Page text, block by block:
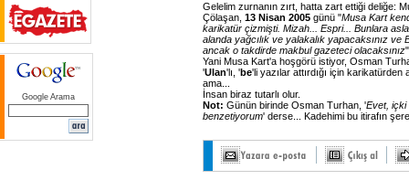
Google Arama
Gelelim zurnanın zırt, hatta zart ettiği deliğe:
Çölaşan, 13 Nisan 2005 günü "Musa Kart
karikatür çizmişti. Mizah... Espri... Bunlara asla
alanda yağcılık ve yalakalık yapacaksınız ve
ancak o takdirde makbul gazeteci olacaksınız
Yani Musa Kart'a hoşgörü istiyor, Osman
'Ulan'lı, 'be'li yazılar attırdığı için karikatürden
ama...
İnsan biraz tutarlı olur.
Not: Günün birinde Osman Turhan, 'Evet, içki
benzetiyorum' derse... Kadehimi bu itirafın